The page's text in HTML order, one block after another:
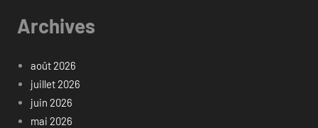
Archives
août 2026
juillet 2026
juin 2026
mai 2026